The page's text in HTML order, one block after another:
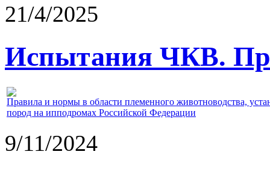
21/4/2025
Испытания ЧКВ.
Правила и нормы в области племенного животноводства,
пород на ипподромах Российской Федерации
9/11/2024